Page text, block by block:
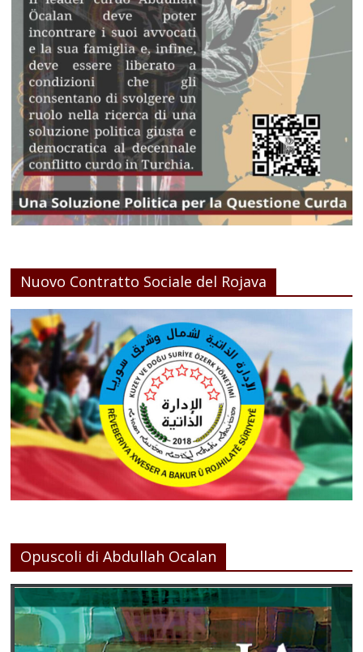
Nuovo Contratto Sociale del Rojava
Opuscoli di Abdullah Ocalan